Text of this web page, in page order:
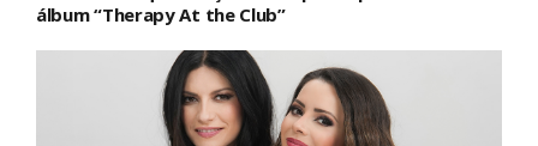
álbum “Therapy At the Club”